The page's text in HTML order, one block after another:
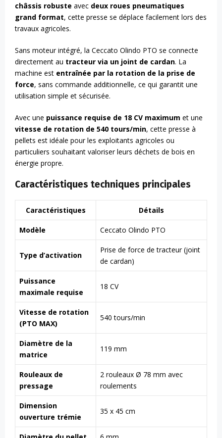
châssis robuste avec deux roues pneumatiques
grand format, cette presse se déplace facilement lors des
travaux agricoles.
Sans moteur intégré, la Ceccato Olindo PTO se connecte
directement au tracteur via un joint de cardan. La
machine est entraînée par la rotation de la prise de
force, sans commande additionnelle, ce qui garantit une
utilisation simple et sécurisée.
Avec une puissance requise de 18 CV maximum et une
vitesse de rotation de 540 tours/min, cette presse à
pellets est idéale pour les exploitants agricoles ou
particuliers souhaitant valoriser leurs déchets de bois en
énergie propre.
Caractéristiques techniques principales
Caractéristiques Détails
Modèle Ceccato Olindo PTO
Type d’activation
Prise de force de tracteur (joint
de cardan)
Puissance
maximale requise
18 CV
Vitesse de rotation
(PTO MAX)
540 tours/min
Diamètre de la
matrice
119 mm
Rouleaux de
pressage
2 rouleaux Ø 78 mm avec
roulements
Dimension
ouverture trémie
35 x 45 cm